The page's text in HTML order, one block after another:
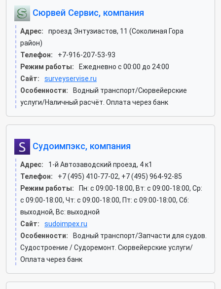
Сюрвей Сервис, компания
Адрес:
проезд Энтузиастов, 11 (Соколиная Гора
район)
Телефон:
+7-916-207-53-93
Режим работы:
Ежедневно с 00:00 до 24:00
Сайт:
surveyservise.ru
Особенности:
Водный транспорт/Сюрвейерские
услуги/Наличный расчёт. Оплата через банк
Судоимпэкс, компания
Адрес:
1-й Автозаводский проезд, 4 к1
Телефон:
+7 (495) 410-77-02, +7 (495) 964-92-85
Режим работы:
Пн: c 09:00-18:00, Вт: c 09:00-18:00, Ср:
c 09:00-18:00, Чт: c 09:00-18:00, Пт: c 09:00-18:00, Сб:
выходной, Вс: выходной
Сайт:
sudoimpex.ru
Особенности:
Водный транспорт/Запчасти для судов.
Судостроение / Судоремонт. Сюрвейерские услуги/
Оплата через банк